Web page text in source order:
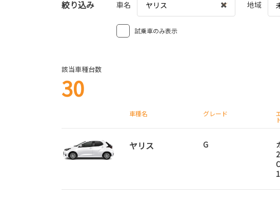
絞り込み 車名 ヤリス 地域
試乗車のみ表示
該当車種台数
30
車種名 グレード
ヤリス G